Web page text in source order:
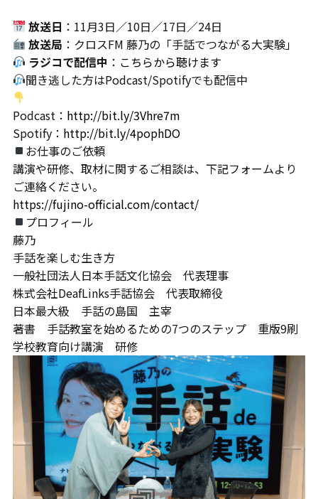
放送日 ：11月3日／10日／17日／24日
放送局 ：クロスFM 藤乃の「手話でつながる大実験」
ラジコで配信中 ： こちらから聴けます
聞き逃した方はPodcast/Spotifyでも配信中
Podcast： http://bit.ly/3Vhre7m
Spotify： http://bit.ly/4pophDO
お仕事のご依頼
講演や研修、取材に関するご相談は、下記フォームより
ご連絡ください。
https://fujino-official.com/contact/
プロフィール
藤乃
手話を楽しむ生き方
一般社団法人日本手話文化協会 代表理事
株式会社DeafLinks手話協会 代表取締役
日本最大級 手話の島国 主宰
著書 手話教室を始めるための7つのステップ 重版9刷
学校教育向け講演 研修